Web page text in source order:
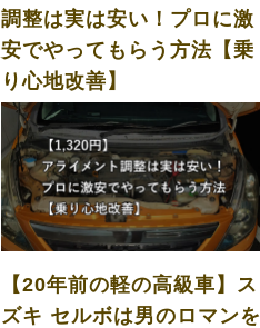
調整は実は安い！プロに激
安でやってもらう方法【乗
り心地改善】
【20年前の軽の高級車】ス
ズキ セルボは男のロマンを